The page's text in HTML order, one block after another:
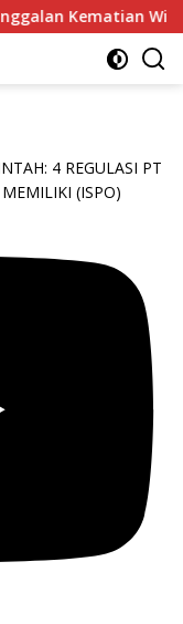
Winda
4 REGULASI PT
(ISPO)